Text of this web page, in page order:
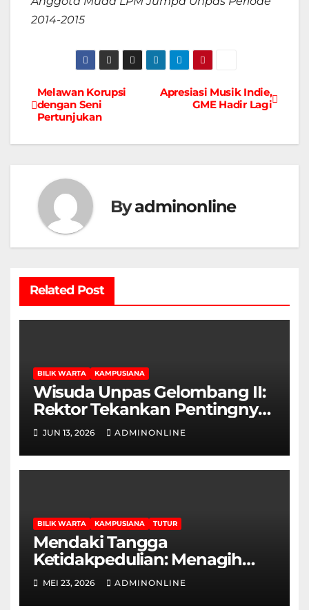
2014-2015
Navigasi
pos
Apresiasi Musik Indie,
GME Hadir Lagi
Melawan Korupsi
dengan Seni
Pertunjukan
Byadminonline
Related Post
BILIK WARTA KAMPUSIANA
Wisuda Unpas Gelombang II:
Rektor Tekankan Pentingnya
Sertifikasi Keahlian
JUN 13, 2026 ADMINONLINE
BILIK WARTA KAMPUSIANA TUTUR
Mendaki Tangga
Ketidakpedulian: Menagih
Hak Disabilitas yang
Terpasung di Selasar Kampus
MEI 23, 2026 ADMINONLINE